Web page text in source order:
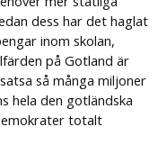
dess har det haglat
inom skolan,
på Gotland är
så många miljoner
hela den gotländska
totalt